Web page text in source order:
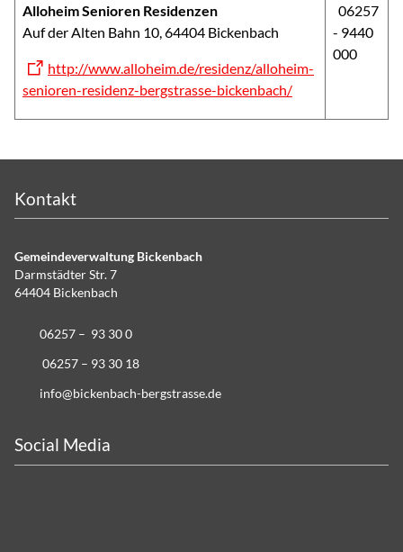
Alloheim Senioren Residenzen
Auf der Alten Bahn 10, 64404 Bickenbach
http://www.alloheim.de/residenz/alloheim-
senioren-residenz-bergstrasse-bickenbach/
06257
- 9440
000
Kontakt
Gemeindeverwaltung Bickenbach
Darmstädter Str. 7
64404 Bickenbach
06257 – 93 30 0
06257 – 93 30 18
info@bickenbach-bergstrasse.de
Social Media